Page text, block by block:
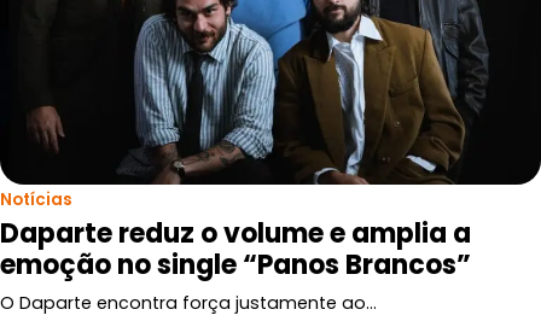
Notícias
Daparte reduz o volume e amplia a
emoção no single “Panos Brancos”
O Daparte encontra força justamente ao…